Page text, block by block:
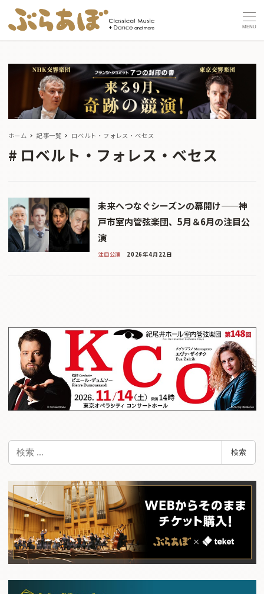
MENU
ホーム 記事一覧 ロベルト・フォレス・べセス
ロベルト・フォレス・べセス
未来へつなぐシーズンの幕開け——神
戸市室内管弦楽団、5月＆6月の注目公
演
注目公演 2026年4月22日
検
検索